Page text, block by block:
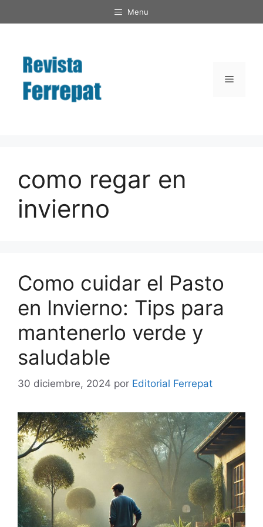
al
Menu
Menú
como regar en
invierno
Como cuidar el Pasto
en Invierno: Tips para
mantenerlo verde y
saludable
30 diciembre, 2024 por Editorial Ferrepat